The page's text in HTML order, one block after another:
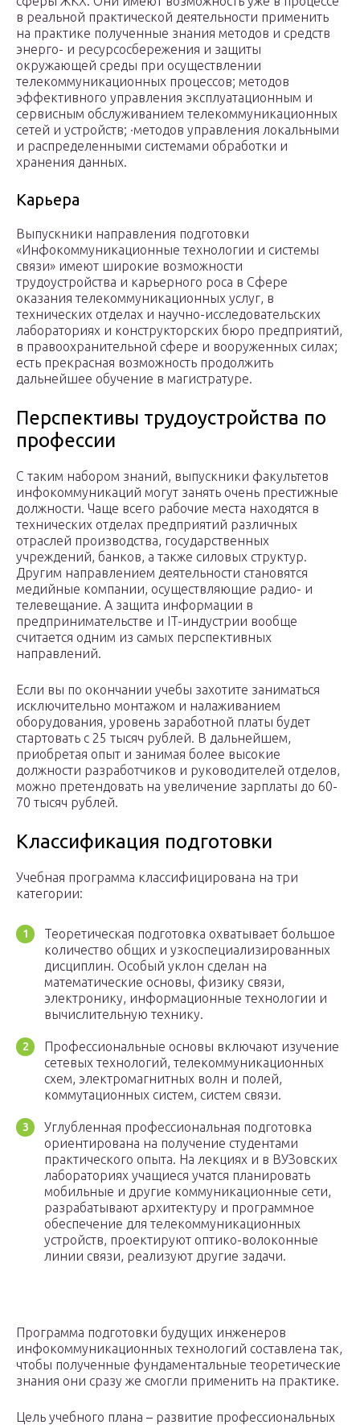
в реальной практической деятельности применить
на практике полученные знания методов и средств
энерго- и ресурсосбережения и защиты
окружающей среды при осуществлении
телекоммуникационных процессов; методов
эффективного управления эксплуатационным и
сервисным обслуживанием телекоммуникационных
сетей и устройств; ·методов управления локальными
и распределенными системами обработки и
хранения данных.
Карьера
Выпускники направления подготовки
«Инфокоммуникационные технологии и системы
связи» имеют широкие возможности
трудоустройства и карьерного роса в Сфере
оказания телекоммуникационных услуг, в
технических отделах и научно-исследовательских
лабораториях и конструкторских бюро предприятий,
в правоохранительной сфере и вооруженных силах;
есть прекрасная возможность продолжить
дальнейшее обучение в магистратуре.
Перспективы трудоустройства по
профессии
С таким набором знаний, выпускники факультетов
инфокоммуникаций могут занять очень престижные
должности. Чаще всего рабочие места находятся в
технических отделах предприятий различных
отраслей производства, государственных
учреждений, банков, а также силовых структур.
Другим направлением деятельности становятся
медийные компании, осуществляющие радио- и
телевещание. А защита информации в
предпринимательстве и IT-индустрии вообще
считается одним из самых перспективных
направлений.
Если вы по окончании учебы захотите заниматься
исключительно монтажом и налаживанием
оборудования, уровень заработной платы будет
стартовать с 25 тысяч рублей. В дальнейшем,
приобретая опыт и занимая более высокие
должности разработчиков и руководителей отделов,
можно претендовать на увеличение зарплаты до 60-
70 тысяч рублей.
Классификация подготовки
Учебная программа классифицирована на три
категории:
Теоретическая подготовка охватывает большое
количество общих и узкоспециализированных
дисциплин. Особый уклон сделан на
математические основы, физику связи,
электронику, информационные технологии и
вычислительную технику.
Профессиональные основы включают изучение
сетевых технологий, телекоммуникационных
схем, электромагнитных волн и полей,
коммутационных систем, систем связи.
Углубленная профессиональная подготовка
ориентирована на получение студентами
практического опыта. На лекциях и в ВУЗовских
лабораториях учащиеся учатся планировать
мобильные и другие коммуникационные сети,
разрабатывают архитектуру и программное
обеспечение для телекоммуникационных
устройств, проектируют оптико-волоконные
линии связи, реализуют другие задачи.
Программа подготовки будущих инженеров
инфокоммуникационных технологий составлена так,
чтобы полученные фундаментальные теоретические
знания они сразу же смогли применить на практике.
Цель учебного плана – развитие профессиональных